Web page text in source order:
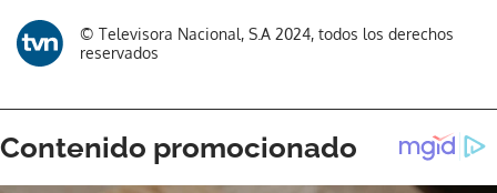
© Televisora Nacional, S.A 2024, todos los derechos
reservados